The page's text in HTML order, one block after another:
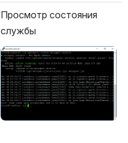
Просмотр состояния
службы
Открыть файл «»